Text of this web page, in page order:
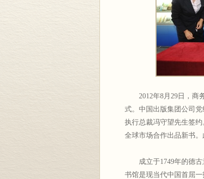
2012年8月29日，商务
式。中国出版集团公司
执行总裁冯守望先生签
全球市场合作出品新书
成立于1749年的德古
书馆是现当代中国首屈